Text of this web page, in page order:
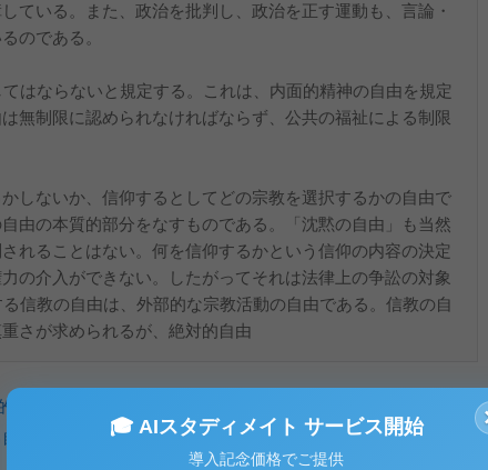
ている。また、政治を批判し、政治を正す運動も、言論・
のである。
はならないと規定する。これは、内面的精神の自由を規定
無制限に認められなければならず、公共の福祉による制限
しないか、信仰するとしてどの宗教を選択するかの自由で
由の本質的部分をなすものである。「沈黙の自由」も当然
れることはない。何を信仰するかという信仰の内容の決定
の介入ができない。したがってそれは法律上の争訟の対象
信教の自由は、外部的な宗教活動の自由である。信教の自
さが求められるが、絶対的自由
自由
由権 精神的自由
🎓 AIスタディメイト サービス開始
導入記念価格でご提供